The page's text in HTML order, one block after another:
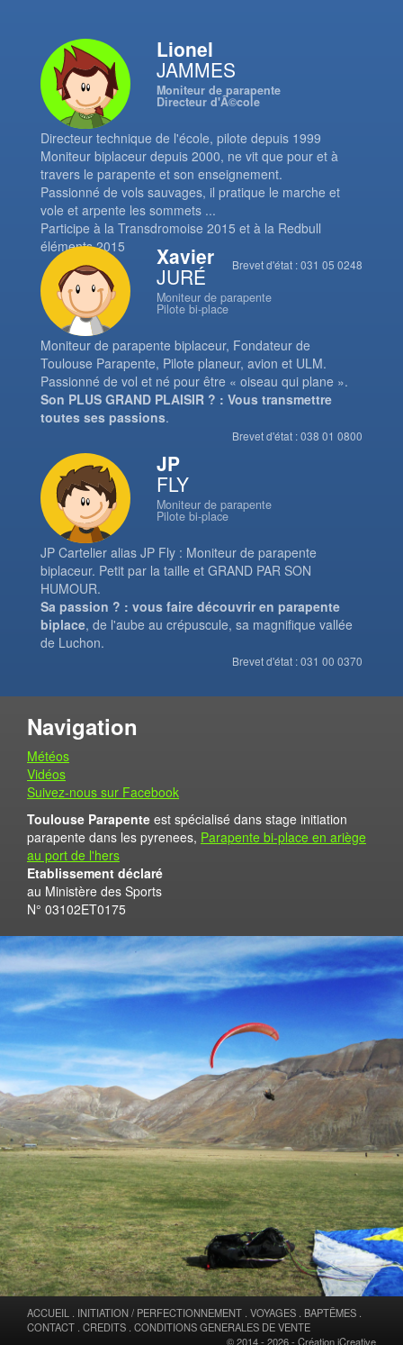
Lionel
JAMMES
Moniteur de parapente
Directeur d'Ã©cole
Directeur technique de l'école, pilote depuis 1999
Moniteur biplaceur depuis 2000, ne vit que pour et à
travers le parapente et son enseignement.
Passionné de vols sauvages, il pratique le marche et
vole et arpente les sommets ...
Participe à la Transdromoise 2015 et à la Redbull
éléments 2015
Brevet d'état : 031 05 0248
Xavier
JURÉ
Moniteur de parapente
Pilote bi-place
Moniteur de parapente biplaceur, Fondateur de
Toulouse Parapente, Pilote planeur, avion et ULM.
Passionné de vol et né pour être « oiseau qui plane ».
Son PLUS GRAND PLAISIR ? : Vous transmettre
toutes ses passions.
Brevet d'état : 038 01 0800
JP
FLY
Moniteur de parapente
Pilote bi-place
JP Cartelier alias JP Fly : Moniteur de parapente
biplaceur. Petit par la taille et GRAND PAR SON
HUMOUR.
Sa passion ? : vous faire découvrir en parapente
biplace, de l'aube au crépuscule, sa magnifique vallée
de Luchon.
Brevet d'état : 031 00 0370
Navigation
Météos
Vidéos
Suivez-nous sur Facebook
Toulouse Parapente est spécialisé dans stage initiation
parapente dans les pyrenees, Parapente bi-place en ariège
au port de l'hers
Etablissement déclaré
au Ministère des Sports
N° 03102ET0175
ACCUEIL INITIATION / PERFECTIONNEMENT VOYAGES BAPTÊMES
CONTACT CREDITS CONDITIONS GENERALES DE VENTE
© 2014 - 2026 - Création iCreative